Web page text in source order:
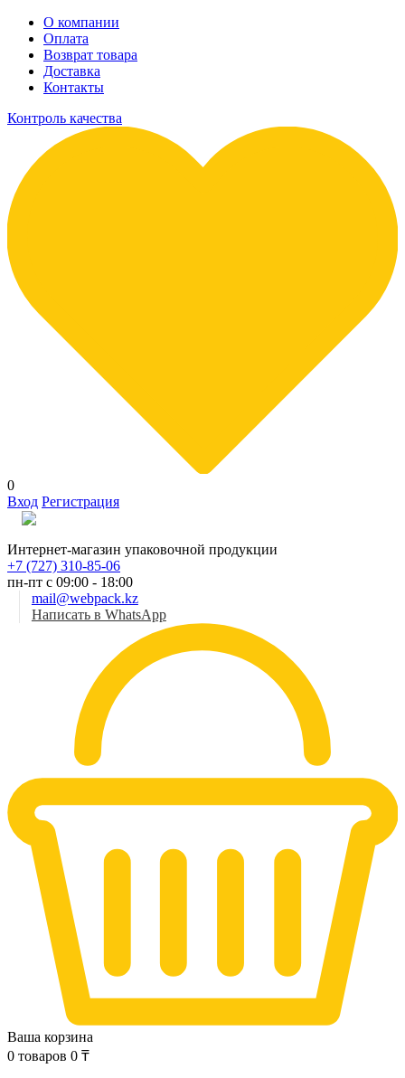
О компании
Оплата
Возврат товара
Доставка
Контакты
Контроль качества
0
Вход Регистрация
Интернет-магазин упаковочной продукции
+7 (727) 310-85-06
пн-пт с 09:00 - 18:00
mail@webpack.kz
Написать в WhatsApp
Ваша корзина
0 товаров 0 ₸